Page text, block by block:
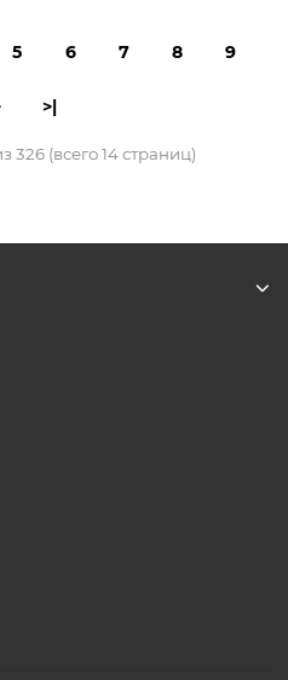
5 6 7 8 9
>|
326 (всего 14 страниц)